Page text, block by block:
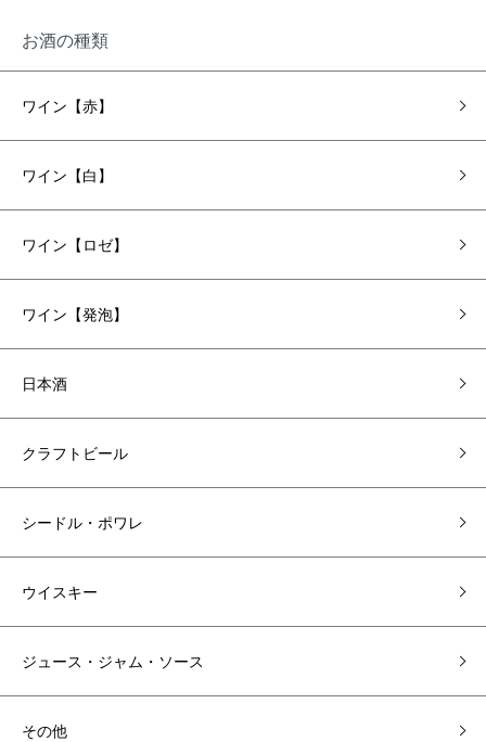
お酒の種類
ワイン【赤】
ワイン【白】
ワイン【ロゼ】
ワイン【発泡】
日本酒
クラフトビール
シードル・ポワレ
ウイスキー
ジュース・ジャム・ソース
その他